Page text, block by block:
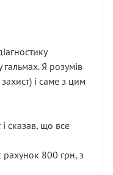
гальмах. Я розумів
і саме з цим
сказав, що все
рахунок 800 грн, з